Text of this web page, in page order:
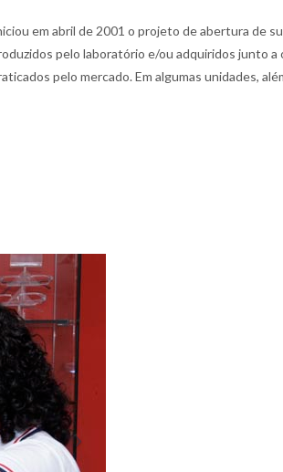
em abril de 2001 o projeto de abertura de
pelo laboratório e/ou adquiridos junto
pelo mercado. Em algumas unidades,